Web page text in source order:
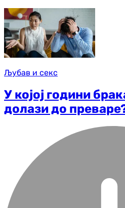
Љубав и секс
У којој години
долази до